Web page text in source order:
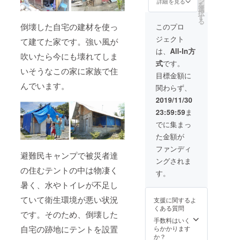
倒壊した自宅の建材を使っ
て建てた家です。強い風が
吹いたら今にも壊れてしま
いそうなこの家に家族で住
んでいます。
避難民キャンプで被災者達
の住むテントの中は物凄く
暑く、水やトイレが不足し
ていて衛生環境が悪い状況
です。そのため、倒壊した
自宅の跡地にテントを設置
必ず備
ご希望
のお名
前をご
記入く
ださ
い。ご
希望で
ない場
合は、
お手数
ですが
その旨
を備考
欄にご
記入く
ださ
い。
招待
(2020年
3月頃/
東京都
内予定)
●弊団体
ホーム
ページ
に名前
の掲載
(ご希望
の方の
み) ※弊
団体
ホーム
ページ
に名前
の掲載
をご希
望の場
考欄に
のお名
前をご
記入く
ださ
を
選
択
す
る
このプロ
ジェクト
は、 All-In方
式です。
目標金額に
関わらず、
2019/11/30
23:59:59ま
でに集まっ
た金額が
ファンディ
ングされま
す。
支援に関するよ
くある質問
手数料はいく
らかかります
か？